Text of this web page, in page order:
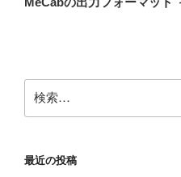
ン
索:
最近の投稿